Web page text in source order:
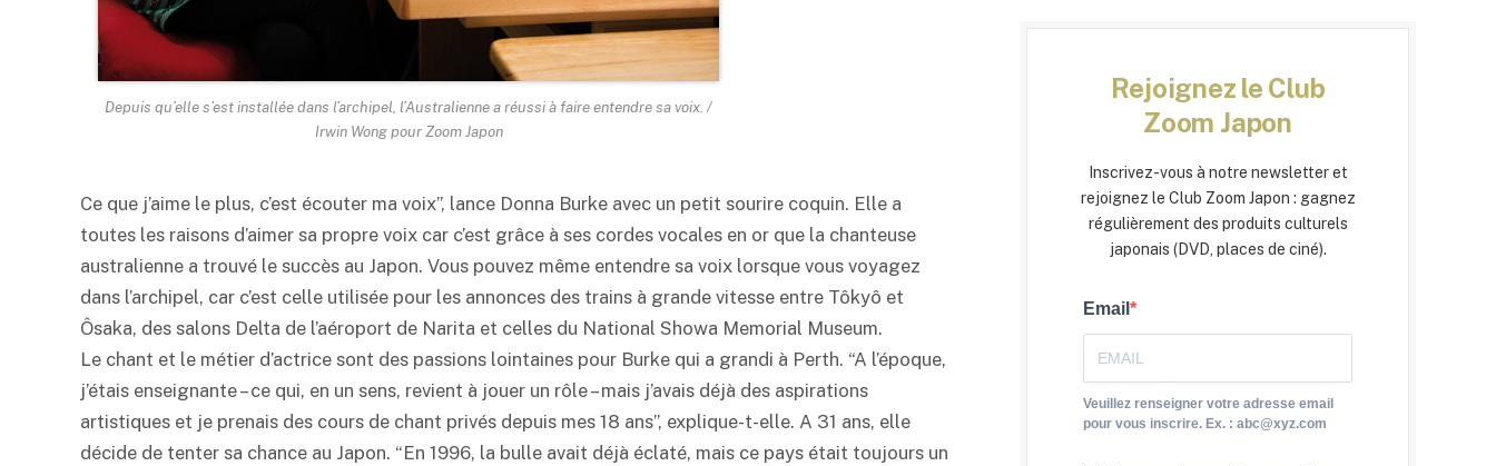
Depuis qu’elle s’est installée dans l’archipel, l’Australienne a réussi à faire entendre sa voix. /
Irwin Wong pour Zoom Japon
Ce que j’aime le plus, c’est écouter ma voix”, lance Donna Burke avec un petit sourire coquin. Elle a
toutes les raisons d’aimer sa propre voix car c’est grâce à ses cordes vocales en or que la chanteuse
australienne a trouvé le succès au Japon. Vous pouvez même entendre sa voix lorsque vous voyagez
dans l’archipel, car c’est celle utilisée pour les annonces des trains à grande vitesse entre Tôkyô et
Ôsaka, des salons Delta de l’aéroport de Narita et celles du National Showa Memorial Museum.
Le chant et le métier d’actrice sont des passions lointaines pour Burke qui a grandi à Perth. “A l’époque,
j’étais enseignante – ce qui, en un sens, revient à jouer un rôle – mais j’avais déjà des aspirations
artistiques et je prenais des cours de chant privés depuis mes 18 ans”, explique-t-elle. A 31 ans, elle
décide de tenter sa chance au Japon. “En 1996, la bulle avait déjà éclaté, mais ce pays était toujours un
Rejoignez le Club
Zoom Japon
Inscrivez-vous à notre newsletter et
rejoignez le Club Zoom Japon : gagnez
régulièrement des produits culturels
japonais (DVD, places de ciné).
Email
Veuillez renseigner votre adresse email
pour vous inscrire. Ex. : abc@xyz.com